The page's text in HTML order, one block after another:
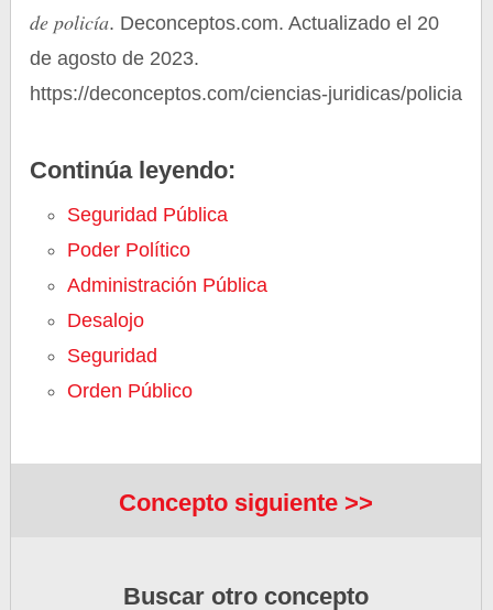
de policía. Deconceptos.com. Actualizado el 20
de agosto de 2023.
https://deconceptos.com/ciencias-juridicas/policia
Continúa leyendo:
Seguridad Pública
Poder Político
Administración Pública
Desalojo
Seguridad
Orden Público
Concepto siguiente >>
Buscar otro concepto